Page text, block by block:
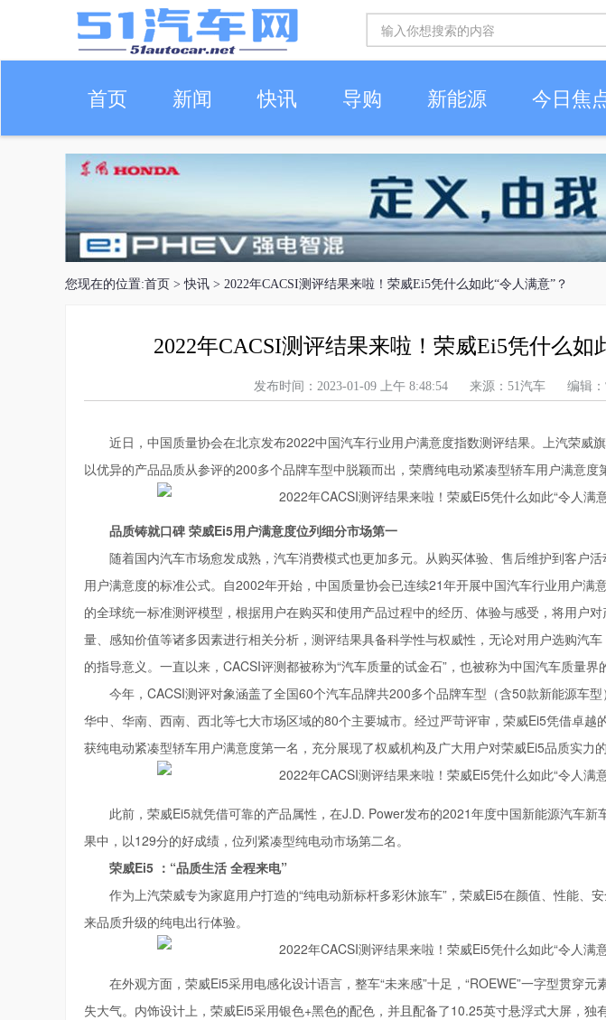
首页 新闻 快讯 导购 新能源 今日焦
车生活
您现在的位置:首页 >快讯 > 2022年CACSI测评结果来啦！荣威Ei5凭什么如此“令人满意”？
2022年CACSI测评结果来啦！荣威Ei5凭什么如
发布时间：2023-01-09 上午 8:48:54 来源：51汽车 编辑
近日，中国质量协会在北京发布2022中国汽车行业用户满意度指数测评结果。上汽荣威
以优异的产品品质从参评的200多个品牌车型中脱颖而出，荣膺纯电动紧凑型轿车用户满意度
品质铸就口碑 荣威Ei5用户满意度位列细分市场第一
随着国内汽车市场愈发成熟，汽车消费模式也更加多元。从购买体验、售后维护到客户
用户满意度的标准公式。自2002年开始，中国质量协会已连续21年开展中国汽车行业用户满
的全球统一标准测评模型，根据用户在购买和使用产品过程中的经历、体验与感受，将用户
量、感知价值等诸多因素进行相关分析，测评结果具备科学性与权威性，无论对用户选购汽
的指导意义。一直以来，CACSI评测都被称为“汽车质量的试金石”，也被称为中国汽车质量界
今年，CACSI测评对象涵盖了全国60个汽车品牌共200多个品牌车型（含50款新能源车型
华中、华南、西南、西北等七大市场区域的80个主要城市。经过严苛评审，荣威Ei5凭借卓越
获纯电动紧凑型轿车用户满意度第一名，充分展现了权威机构及广大用户对荣威Ei5品质实力的
此前，荣威Ei5就凭借可靠的产品属性，在J.D. Power发布的2021年度中国新能源汽车新
果中，以129分的好成绩，位列紧凑型纯电动市场第二名。
荣威Ei5 ：“品质生活 全程来电”
作为上汽荣威专为家庭用户打造的“纯电动新标杆多彩休旅车”，荣威Ei5在颜值、性能、
来品质升级的纯电出行体验。
在外观方面，荣威Ei5采用电感化设计语言，整车“未来感”十足，“ROEWE”一字型贯穿
失大气。内饰设计上，荣威Ei5采用银色+黑色的配色，并且配备了10.25英寸悬浮式大屏，独